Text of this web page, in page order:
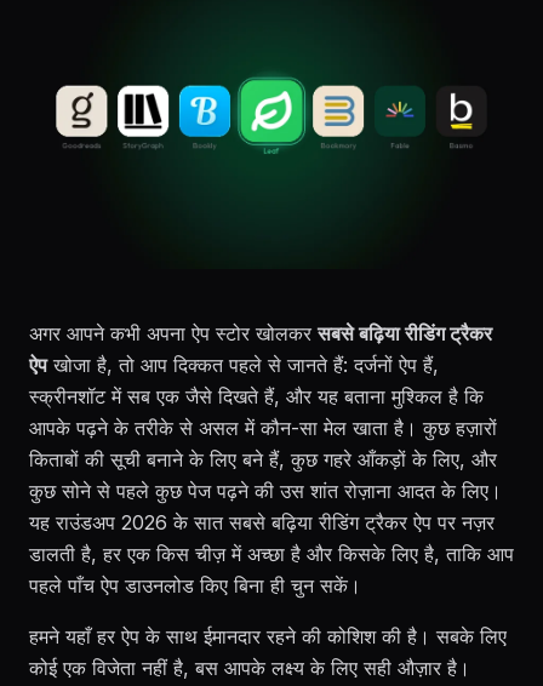
अगर आपने कभी अपना ऐप स्टोर खोलकरसबसे बढ़िया रीडिंग ट्रैकर
ऐपखोजा है, तो आप दिक्कत पहले से जानते हैं: दर्जनों ऐप हैं,
स्क्रीनशॉट में सब एक जैसे दिखते हैं, और यह बताना मुश्किल है कि
आपके पढ़ने के तरीके से असल में कौन-सा मेल खाता है। कुछ हज़ारों
किताबों की सूची बनाने के लिए बने हैं, कुछ गहरे आँकड़ों के लिए, और
कुछ सोने से पहले कुछ पेज पढ़ने की उस शांत रोज़ाना आदत के लिए।
यह राउंडअप 2026 के सात सबसे बढ़िया रीडिंग ट्रैकर ऐप पर नज़र
डालती है, हर एक किस चीज़ में अच्छा है और किसके लिए है, ताकि आप
पहले पाँच ऐप डाउनलोड किए बिना ही चुन सकें।
हमने यहाँ हर ऐप के साथ ईमानदार रहने की कोशिश की है। सबके लिए
कोई एक विजेता नहीं है, बस आपके लक्ष्य के लिए सही औज़ार है।